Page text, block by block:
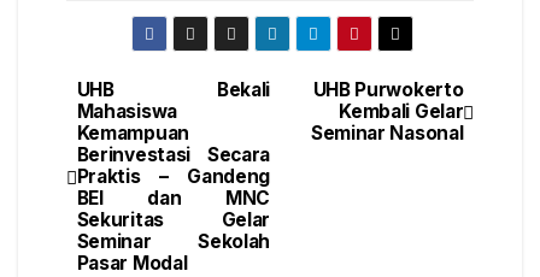
UHB Purwokerto
Kembali Gelar
Seminar Nasonal
UHB Bekali
Mahasiswa
Kemampuan
Berinvestasi Secara
Praktis – Gandeng
BEI dan MNC
Sekuritas Gelar
Seminar Sekolah
Pasar Modal